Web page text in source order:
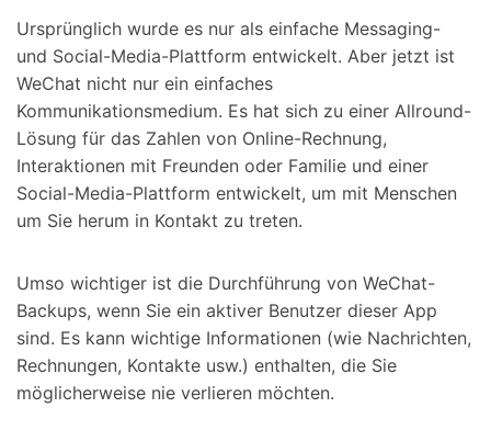
Ursprünglich wurde es nur als einfache Messaging-
und Social-Media-Plattform entwickelt. Aber jetzt ist
WeChat nicht nur ein einfaches
Kommunikationsmedium. Es hat sich zu einer Allround-
Lösung für das Zahlen von Online-Rechnung,
Interaktionen mit Freunden oder Familie und einer
Social-Media-Plattform entwickelt, um mit Menschen
um Sie herum in Kontakt zu treten.
Umso wichtiger ist die Durchführung von WeChat-
Backups, wenn Sie ein aktiver Benutzer dieser App
sind. Es kann wichtige Informationen (wie Nachrichten,
Rechnungen, Kontakte usw.) enthalten, die Sie
möglicherweise nie verlieren möchten.